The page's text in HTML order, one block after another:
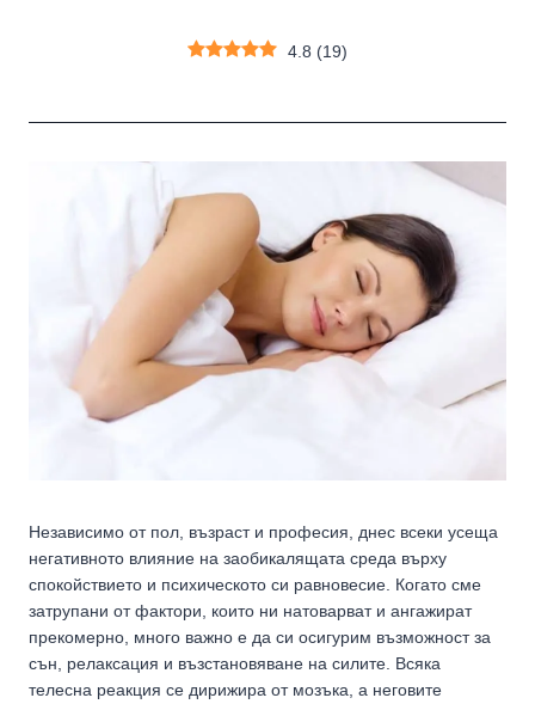
4.8 (19)
Независимо от пол, възраст и професия, днес всеки усеща
негативното влияние на заобикалящата среда върху
спокойствието и психическото си равновесие. Когато сме
затрупани от фактори, които ни натоварват и ангажират
прекомерно, много важно е да си осигурим възможност за
сън, релаксация и възстановяване на силите. Всяка
телесна реакция се дирижира от мозъка, а неговите